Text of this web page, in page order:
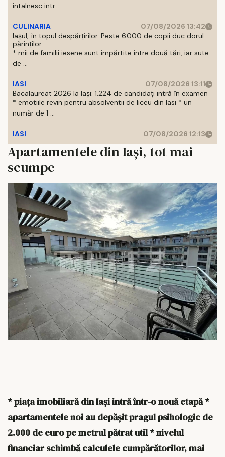
intalnesc intr ...
CULINARIA
07/08/2026 13:42
Iașul, în topul despărțirilor. Peste 6.000 de copii duc dorul
părinților
* mii de familii iesene sunt impărtite intre două tări, iar sute
de ...
IASI
07/08/2026 13:11
Bacalaureat 2026 la Iași: 1.224 de candidați intră în examen
* emotiile revin pentru absolventii de liceu din Iasi * un
număr de 1 ...
IASI 07/08/2026 12:13
Apartamentele din Iași, tot mai
scumpe
* piața imobiliară din Iași intră într-o nouă etapă *
apartamentele noi au depășit pragul psihologic de
2.000 de euro pe metrul pătrat util * nivelul
financiar schimbă calculele cumpărătorilor, mai